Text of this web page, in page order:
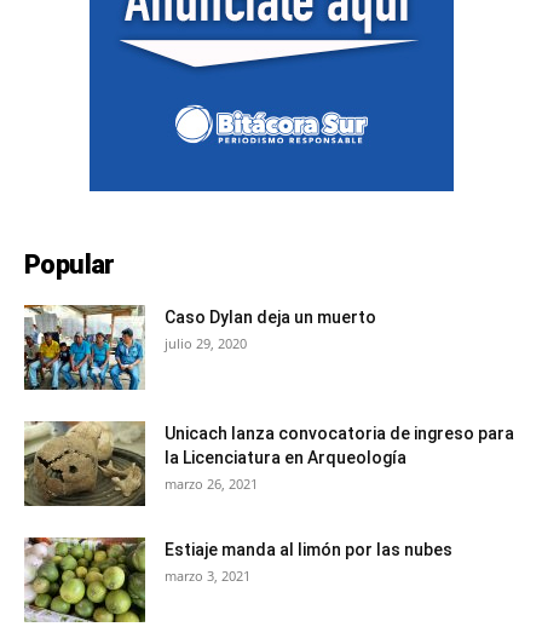
Popular
Caso Dylan deja un muerto
julio 29, 2020
Unicach lanza convocatoria de ingreso para
la Licenciatura en Arqueología
marzo 26, 2021
Estiaje manda al limón por las nubes
marzo 3, 2021